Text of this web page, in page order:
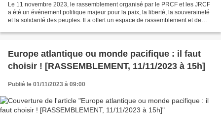
Le 11 novembre 2023, le rassemblement organisé par le PRCF et les JRCF
a été un événement politique majeur pour la paix, la liberté, la souveraineté
et la solidarité des peuples. Il a offert un espace de rassemblement et de
Europe atlantique ou monde pacifique : il faut
choisir ! [RASSEMBLEMENT, 11/11/2023 à 15h]
Publié le 01/11/2023 à 09:00